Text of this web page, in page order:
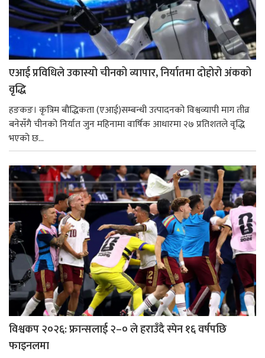
एआई प्रविधिले उकास्यो चीनको व्यापार, निर्यातमा दोहोरो अंकको
वृद्धि
हङकङ। कृत्रिम बौद्धिकता (एआई)सम्बन्धी उत्पादनको विश्वव्यापी माग तीव्र
बनेसँगै चीनको निर्यात जुन महिनामा वार्षिक आधारमा २७ प्रतिशतले वृद्धि
भएको छ...
विश्वकप २०२६: फ्रान्सलाई २–० ले हराउँदै स्पेन १६ वर्षपछि
फाइनलमा